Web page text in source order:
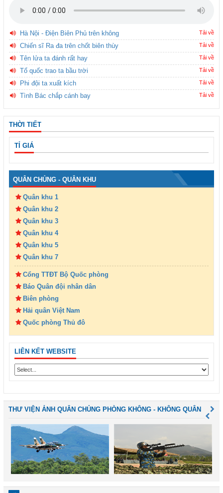
Hà Nội - Điện Biên Phủ trên không Tải về
Chiến sĩ Ra đa trên chốt biên thùy Tải về
Tên lửa ta đánh rất hay Tải về
Tổ quốc trao ta bầu trời Tải về
Phi đội ta xuất kích Tải về
Tình Bác chắp cánh bay Tải về
THỜI TIẾT
TỈ GIÁ
QUÂN CHỦNG - QUÂN KHU
Quân khu 1
Quân khu 2
Quân khu 3
Quân khu 4
Quân khu 5
Quân khu 7
Cổng TTĐT Bộ Quốc phòng
Báo Quân đội nhân dân
Biên phòng
Hải quân Việt Nam
Quốc phòng Thủ đô
LIÊN KẾT WEBSITE
THƯ VIỆN ẢNH QUÂN CHỦNG PHÒNG KHÔNG - KHÔNG QUÂN